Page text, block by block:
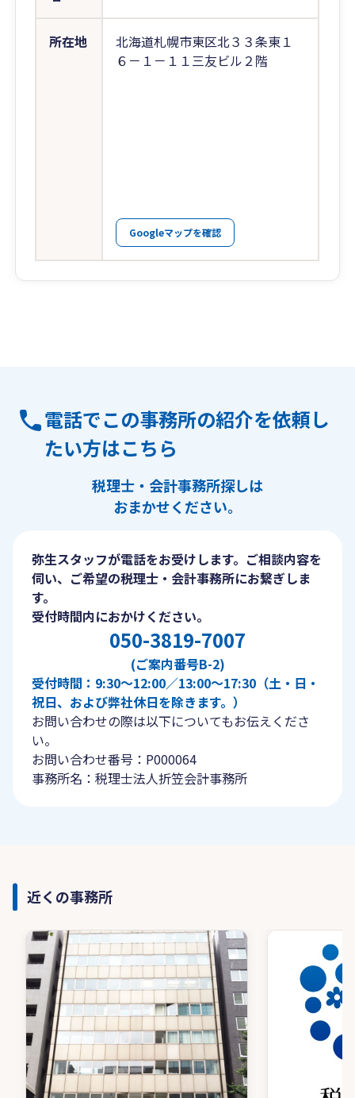
所在地
北海道札幌市東区北３３条東１
６－１－１１三友ビル２階
Googleマップを確認
電話でこの事務所の紹介を依頼し
たい方はこちら
税理士・会計事務所探しは
おまかせください。
弥生スタッフが電話をお受けします。ご相談内容を
伺い、ご希望の税理士・会計事務所にお繋ぎしま
す。
受付時間内におかけください。
050-3819-7007
(ご案内番号B-2)
受付時間：9:30〜12:00／13:00〜17:30（土・日・
祝日、および弊社休日を除きます。）
お問い合わせの際は以下についてもお伝えくださ
い。
お問い合わせ番号：P000064
事務所名：税理士法人折笠会計事務所
近くの事務所